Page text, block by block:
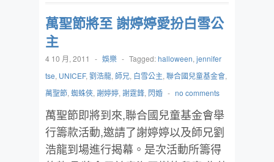
萬聖節將至 謝婷婷愛扮白雪公
主
4 10 月, 2011 - 娛樂 - Tagged:halloween, jennifer
tse, UNICEF, 劉浩龍, 師兄, 白雪公主, 聯合國兒童基金會,
萬聖節, 蜘蛛俠, 謝婷婷, 謝霆鋒, 閃婚 - no comments
萬聖節即將到來,聯合國兒童基金會舉
行籌款活動,邀請了謝婷婷以及師兄劉
浩龍到場進行揭幕。是次活動所籌得